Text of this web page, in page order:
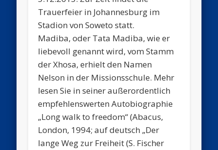
Trauerfeier in Johannesburg im
Stadion von Soweto statt.
Madiba, oder Tata Madiba, wie er
liebevoll genannt wird, vom Stamm
der Xhosa, erhielt den Namen
Nelson in der Missionsschule. Mehr
lesen Sie in seiner außerordentlich
empfehlenswerten Autobiographie
„Long walk to freedom“ (Abacus,
London, 1994; auf deutsch „Der
lange Weg zur Freiheit (S. Fischer